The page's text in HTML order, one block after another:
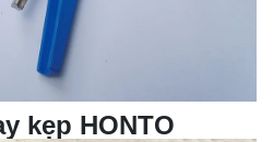
kẹp HONTO